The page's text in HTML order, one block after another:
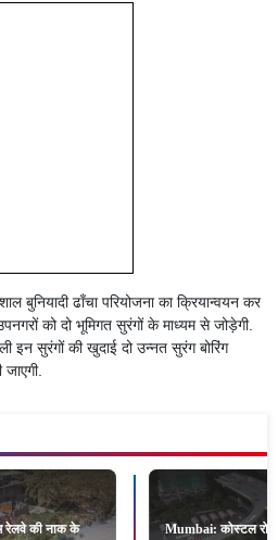
बुनियादी ढाँचा परियोजना का क्रियान्वयन कर
को दो भूमिगत सुरंगों के माध्यम से जोड़ेगी.
इन सुरंगों की खुदाई दो उन्नत सुरंग बोरिंग
रेलवे की नाक के
Mumbai: कोस्टल रोड